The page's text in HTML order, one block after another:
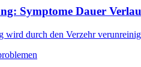
Symptome Dauer
wird durch den Verzehr